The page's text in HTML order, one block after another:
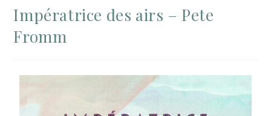
Impératrice des airs – Pete
Fromm